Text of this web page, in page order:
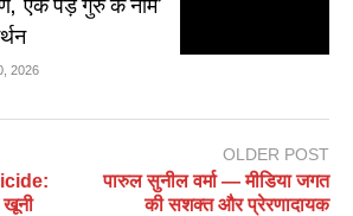
2026
खूनी
OLDER POST
पारुल सुनील वर्मा — मीडिया जगत
की सशक्त और प्रेरणादायक